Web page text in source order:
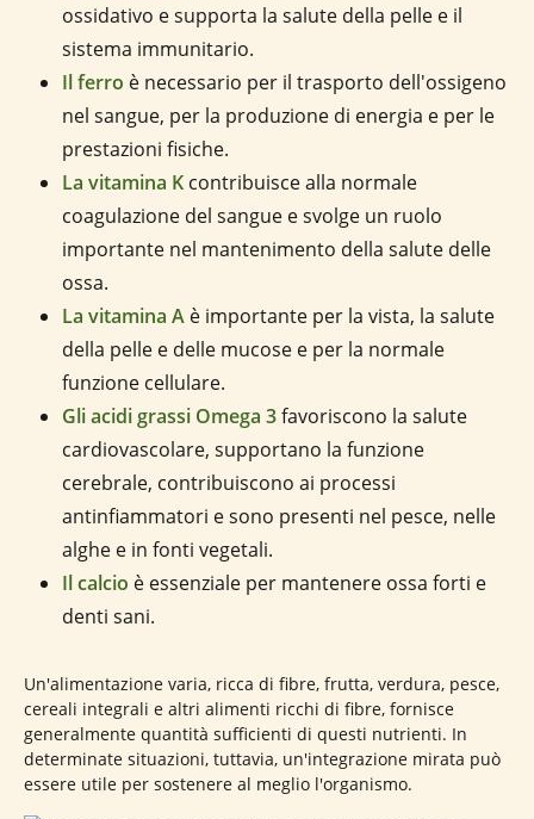
ossidativo e supporta la salute della pelle e il
sistema immunitario.
Il ferro è necessario per il trasporto dell'ossigeno
nel sangue, per la produzione di energia e per le
prestazioni fisiche.
La vitamina K contribuisce alla normale
coagulazione del sangue e svolge un ruolo
importante nel mantenimento della salute delle
ossa.
La vitamina A è importante per la vista, la salute
della pelle e delle mucose e per la normale
funzione cellulare.
Gli acidi grassi Omega 3favoriscono la salute
cardiovascolare, supportano la funzione
cerebrale, contribuiscono ai processi
antinfiammatori e sono presenti nel pesce, nelle
alghe e in fonti vegetali.
Il calcio è essenziale per mantenere ossa forti e
denti sani.
Un'alimentazione varia, ricca di fibre, frutta, verdura, pesce,
cereali integrali e altri alimenti ricchi di fibre, fornisce
generalmente quantità sufficienti di questi nutrienti. In
determinate situazioni, tuttavia, un'integrazione mirata può
essere utile per sostenere al meglio l'organismo.